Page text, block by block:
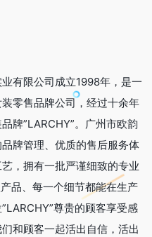
限公司成立1998年，是一
零售品牌公司，经过十余年
牌”LARCHY”。广州市欧韵
牌管理、优质的售后服务体
，拥有一批严谨细致的专业
品、每一个细节都能在生产
尊贵的顾客享受感
和顾客一起活出自信，活出